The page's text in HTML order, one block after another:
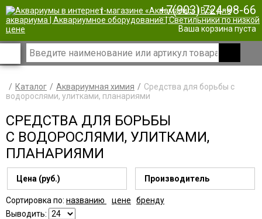
| +7(903) 724-98-66
Ваша корзина пуста
Каталог Аквариумная химия
Средства для борьбы с
водорослями, улитками, планариями
СРЕДСТВА ДЛЯ БОРЬБЫ
С ВОДОРОСЛЯМИ, УЛИТКАМИ,
ПЛАНАРИЯМИ
Цена (руб.) Производитель
Сортировка по: названию цене
бренду
Выводить: